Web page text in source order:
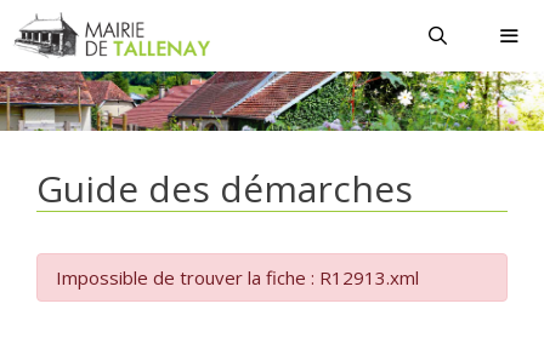
Aller
au
contenu
Guide des démarches
Impossible de trouver la fiche : R12913.xml